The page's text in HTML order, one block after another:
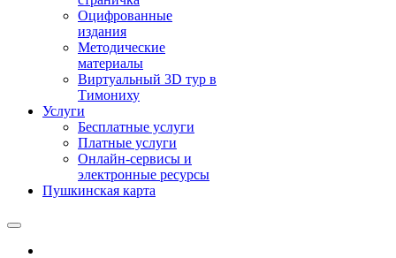
Оцифрованные
издания
Методические
материалы
Виртуальный 3D тур в
Тимониху
Услуги
Бесплатные услуги
Платные услуги
Онлайн-сервисы и
электронные ресурсы
Пушкинская карта